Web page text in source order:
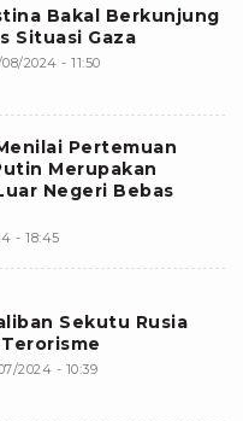
Bakal Berkunjung
Situasi Gaza
08/2024 - 11:50
Pertemuan
Merupakan
Negeri Bebas
- 18:45
Sekutu Rusia
2024 - 10:39